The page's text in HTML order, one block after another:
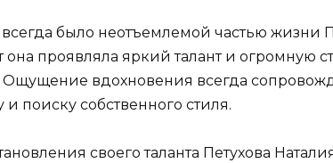
всегда было неотъемлемой частью жизни
она проявляла яркий талант и огромную
Ощущение вдохновения всегда
и поиску собственного стиля.
своего таланта Петухова